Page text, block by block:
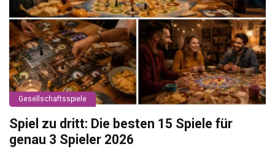
Gesellschaftsspiele
Spiel zu dritt: Die besten 15 Spiele für
genau 3 Spieler 2026